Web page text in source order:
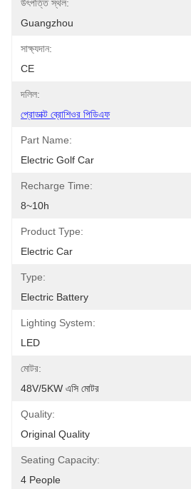
উৎপত্তি স্থল:
Guangzhou
সাক্ষ্যদান:
CE
দলিল:
প্রোডাক্ট ব্রোশিওর পিডিএফ
Part Name:
Electric Golf Car
Recharge Time:
8~10h
Product Type:
Electric Car
Type:
Electric Battery
Lighting System:
LED
মোটর:
48V/5KW এসি মোটর
Quality:
Original Quality
Seating Capacity:
4 People